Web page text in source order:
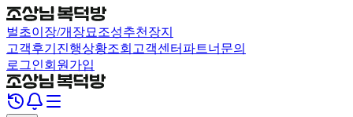
벌초이장/개장묘조성추천장지
고객후기 진행상황조회 고객센터 파트너문의
로그인회원가입